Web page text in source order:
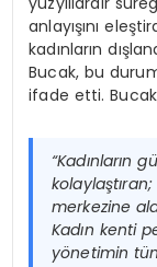
anlayışını
kadınların
Bucak, bu
ifade etti.
“Kadınların
merkezine
Kadın kenti
yönetimin